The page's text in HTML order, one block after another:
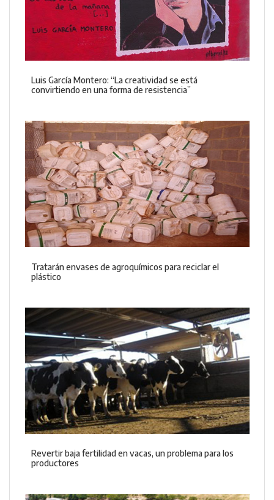
Luis García Montero: “La creatividad se está
convirtiendo en una forma de resistencia”
Tratarán envases de agroquímicos para reciclar el
plástico
Revertir baja fertilidad en vacas, un problema para los
productores